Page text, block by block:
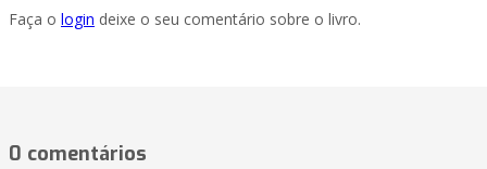
Faça o login deixe o seu comentário sobre o livro.
0 comentários